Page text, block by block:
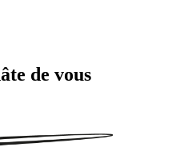
de vous